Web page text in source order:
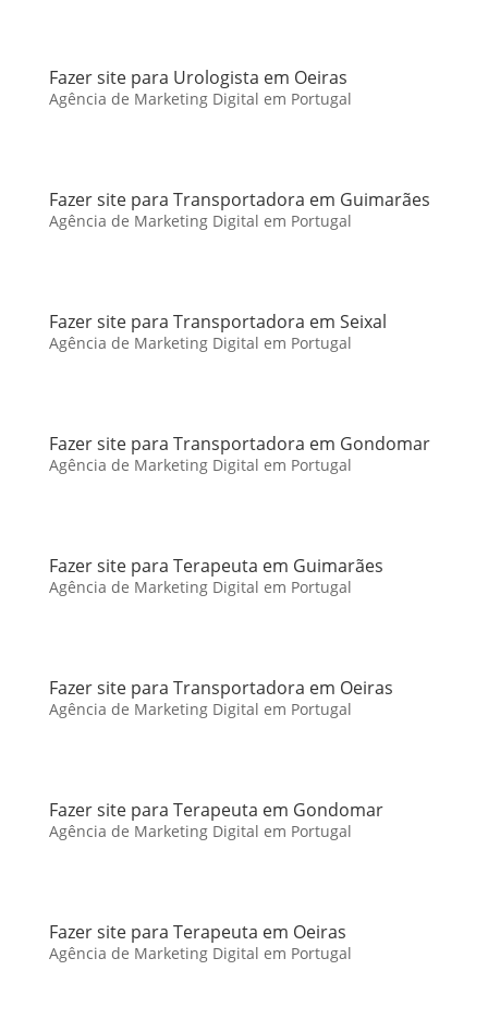
Fazer site para Urologista em Oeiras
Agência de Marketing Digital em Portugal
Fazer site para Transportadora em Guimarães
Agência de Marketing Digital em Portugal
Fazer site para Transportadora em Seixal
Agência de Marketing Digital em Portugal
Fazer site para Transportadora em Gondomar
Agência de Marketing Digital em Portugal
Fazer site para Terapeuta em Guimarães
Agência de Marketing Digital em Portugal
Fazer site para Transportadora em Oeiras
Agência de Marketing Digital em Portugal
Fazer site para Terapeuta em Gondomar
Agência de Marketing Digital em Portugal
Fazer site para Terapeuta em Oeiras
Agência de Marketing Digital em Portugal